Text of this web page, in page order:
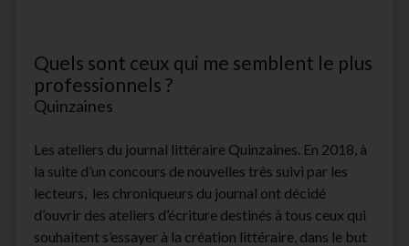
Quels sont ceux qui me semblent le plus
professionnels ?
Quinzaines
Les ateliers du journal littéraire Quinzaines. En 2018, à
la suite d’un concours de nouvelles très suivi par les
lecteurs, les chroniqueurs du journal ont décidé
d’ouvrir des ateliers d’écriture destinés à tous ceux qui
souhaitent s’essayer à la création littéraire, dans le but